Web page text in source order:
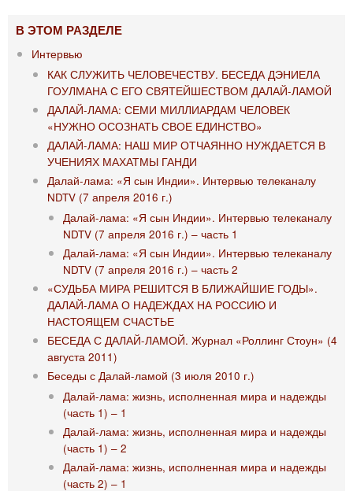
В ЭТОМ РАЗДЕЛЕ
Интервью
КАК СЛУЖИТЬ ЧЕЛОВЕЧЕСТВУ. БЕСЕДА ДЭНИЕЛА
ГОУЛМАНА С ЕГО СВЯТЕЙШЕСТВОМ ДАЛАЙ-ЛАМОЙ
ДАЛАЙ-ЛАМА: СЕМИ МИЛЛИАРДАМ ЧЕЛОВЕК
«НУЖНО ОСОЗНАТЬ СВОЕ ЕДИНСТВО»
ДАЛАЙ-ЛАМА: НАШ МИР ОТЧАЯННО НУЖДАЕТСЯ В
УЧЕНИЯХ МАХАТМЫ ГАНДИ
Далай-лама: «Я сын Индии». Интервью телеканалу
NDTV (7 апреля 2016 г.)
Далай-лама: «Я сын Индии». Интервью телеканалу
NDTV (7 апреля 2016 г.) – часть 1
Далай-лама: «Я сын Индии». Интервью телеканалу
NDTV (7 апреля 2016 г.) – часть 2
«СУДЬБА МИРА РЕШИТСЯ В БЛИЖАЙШИЕ ГОДЫ».
ДАЛАЙ-ЛАМА О НАДЕЖДАХ НА РОССИЮ И
НАСТОЯЩЕМ СЧАСТЬЕ
БЕСЕДА С ДАЛАЙ-ЛАМОЙ. Журнал «Роллинг Стоун» (4
августа 2011)
Беседы с Далай-ламой (3 июля 2010 г.)
Далай-лама: жизнь, исполненная мира и надежды
(часть 1) – 1
Далай-лама: жизнь, исполненная мира и надежды
(часть 1) – 2
Далай-лама: жизнь, исполненная мира и надежды
(часть 2) – 1